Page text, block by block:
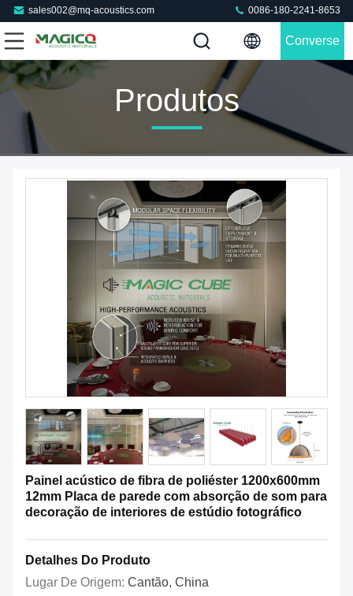
sales002@mq-acoustics.com 0086-180-2241-8653
Converse
Produtos
Painel acústico de fibra de poliéster 1200x600mm
12mm Placa de parede com absorção de som para
decoração de interiores de estúdio fotográfico
Detalhes Do Produto
Lugar De Origem: Cantão, China